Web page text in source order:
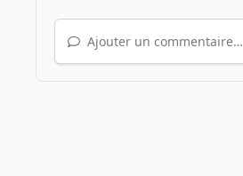
Ajouter un commentaire…